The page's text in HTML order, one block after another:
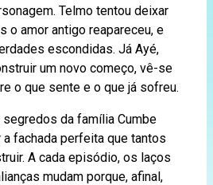
Telmo tentou deixar
o amor antigo reapareceu, e
escondidas. Já Ayé,
um novo começo, vê-se
o que sente e o que já sofreu.
segredos da família Cumbe
fachada perfeita que tantos
A cada episódio, os laços
mudam porque, afinal,